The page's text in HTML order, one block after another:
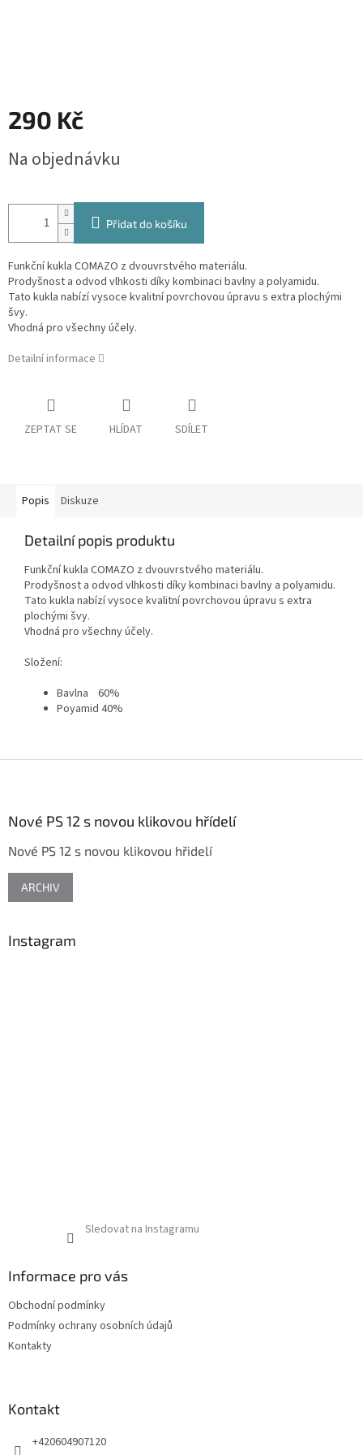
290 Kč
cena:
Na objednávku
Přidat do košíku
Funkční kukla COMAZO z dvouvrstvého materiálu.
Prodyšnost a odvod vlhkosti díky kombinaci bavlny a polyamidu.
Tato kukla nabízí vysoce kvalitní povrchovou úpravu s extra plochými
švy.
Vhodná pro všechny účely.
Detailní informace
ZEPTAT SE HLÍDAT SDÍLET
Popis Diskuze
Detailní popis produktu
Funkční kukla COMAZO z dvouvrstvého materiálu.
Prodyšnost a odvod vlhkosti díky kombinaci bavlny a polyamidu.
Tato kukla nabízí vysoce kvalitní povrchovou úpravu s extra
plochými švy.
Vhodná pro všechny účely.
Složení:
Bavlna 60%
Poyamid 40%
Nové PS 12 s novou klikovou hřídelí
Nové PS 12 s novou klikovou hřidelí
ARCHIV
Instagram
Sledovat na Instagramu
Informace pro vás
Obchodní podmínky
Podmínky ochrany osobních údajů
Kontakty
Kontakt
+420604907120